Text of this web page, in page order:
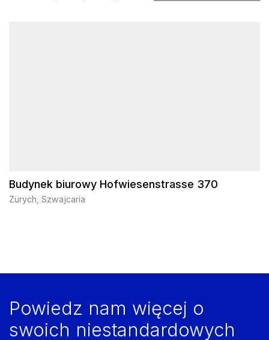
Budynek biurowy Hofwiesenstrasse 370
Zurych, Szwajcaria
Powiedz nam więcej o
swoich niestandardowych